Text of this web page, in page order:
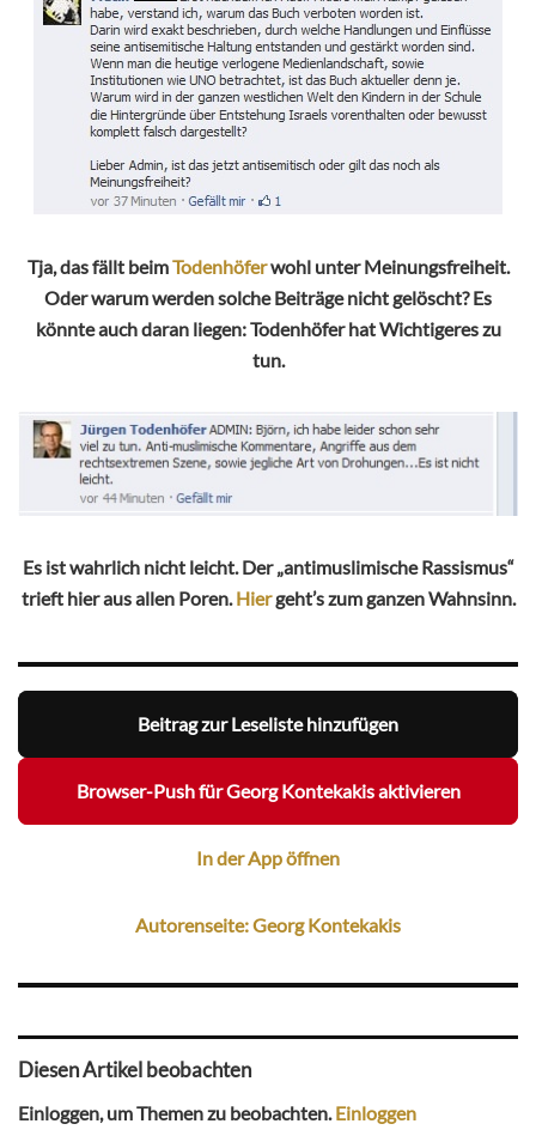
Tja, das fällt beimTodenhöferwohl unter Meinungsfreiheit.
Oder warum werden solche Beiträge nicht gelöscht? Es
könnte auch daran liegen: Todenhöfer hat Wichtigeres zu
tun.
Es ist wahrlich nicht leicht. Der „antimuslimische Rassismus“
trieft hier aus allen Poren. Hiergeht’s zum ganzen Wahnsinn.
Beitrag zur Leseliste hinzufügen
Browser-Push für Georg Kontekakis aktivieren
In der App öffnen
Autorenseite: Georg Kontekakis
Diesen Artikel beobachten
Einloggen, um Themen zu beobachten.Einloggen